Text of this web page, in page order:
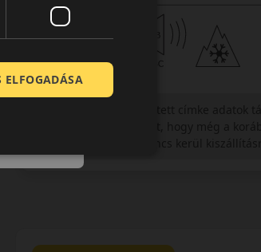
ELFOGADÁSA